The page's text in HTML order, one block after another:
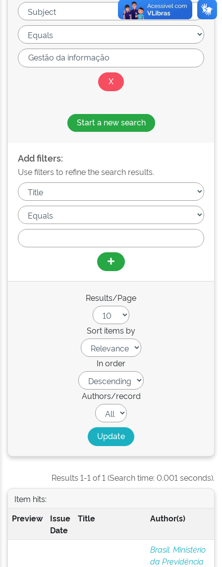
Start a new search
Add filters:
Use filters to refine the search results.
Results/Page
Sort items by
In order
Authors/record
Results 1-1 of 1 (Search time: 0.001 seconds).
Item hits:
Preview
Issue
Date
Title Author(s)
Brasil. Ministério
da Previdência